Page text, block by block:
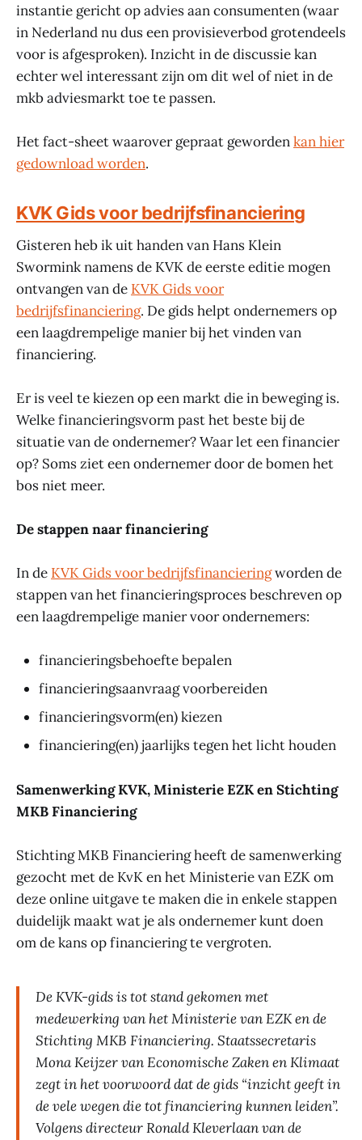
instantie gericht op advies aan consumenten (waar
in Nederland nu dus een provisieverbod grotendeels
voor is afgesproken). Inzicht in de discussie kan
echter wel interessant zijn om dit wel of niet in de
mkb adviesmarkt toe te passen.
Het fact-sheet waarover gepraat gewordenkan hier
gedownload worden.
KVK Gids voor bedrijfsfinanciering
Gisteren heb ik uit handen van Hans Klein
Swormink namens de KVK de eerste editie mogen
ontvangen van de KVK Gids voor
bedrijfsfinanciering. De gids helpt ondernemers op
een laagdrempelige manier bij het vinden van
financiering.
Er is veel te kiezen op een markt die in beweging is.
Welke financieringsvorm past het beste bij de
situatie van de ondernemer? Waar let een financier
op? Soms ziet een ondernemer door de bomen het
bos niet meer.
De stappen naar financiering
In de KVK Gids voor bedrijfsfinancieringworden de
stappen van het financieringsproces beschreven op
een laagdrempelige manier voor ondernemers:
financieringsbehoefte bepalen
financieringsaanvraag voorbereiden
financieringsvorm(en) kiezen
financiering(en) jaarlijks tegen het licht houden
Samenwerking KVK, Ministerie EZK en Stichting
MKB Financiering
Stichting MKB Financiering heeft de samenwerking
gezocht met de KvK en het Ministerie van EZK om
deze online uitgave te maken die in enkele stappen
duidelijk maakt wat je als ondernemer kunt doen
om de kans op financiering te vergroten.
De KVK-gids is tot stand gekomen met
medewerking van het Ministerie van EZK en de
Stichting MKB Financiering. Staatssecretaris
Mona Keijzer van Economische Zaken en Klimaat
zegt in het voorwoord dat de gids “inzicht geeft in
de vele wegen die tot financiering kunnen leiden”.
Volgens directeur Ronald Kleverlaan van de